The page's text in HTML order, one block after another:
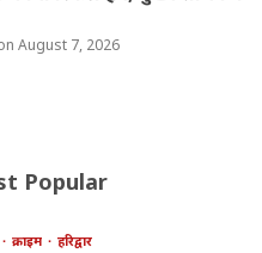
August 7, 2026
Popular
क्राइम हरिद्वार